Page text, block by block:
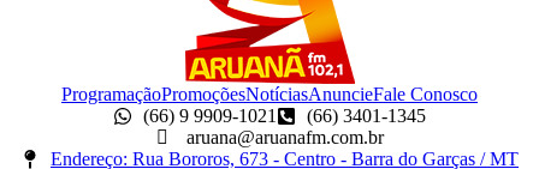
ProgramaçãoPromoçõesNotíciasAnuncieFale Conosco
(66) 9 9909-1021
(66) 3401-1345
aruana@aruanafm.com.br
Endereço: Rua Bororos, 673 - Centro - Barra do Garças / MT